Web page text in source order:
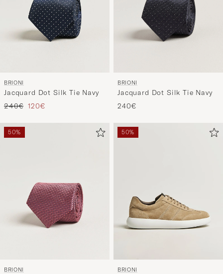
BRIONI
Jacquard Dot Silk Tie Navy
Regulärer Preis
240€ Reduzierter Preis
120€
BRIONI
Jacquard Dot Silk Tie Navy
240€
50%
BRIONI
50%
BRIONI